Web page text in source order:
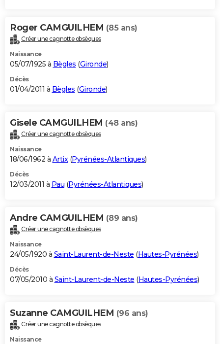
Roger CAMGUILHEM (85 ans)
Créer une cagnotte obsèques
Naissance
05/07/1925 à Bègles (Gironde)
Décès
01/04/2011 à Bègles (Gironde)
Gisele CAMGUILHEM (48 ans)
Créer une cagnotte obsèques
Naissance
18/06/1962 à Artix(Pyrénées-Atlantiques)
Décès
12/03/2011 à Pau (Pyrénées-Atlantiques)
Andre CAMGUILHEM (89 ans)
Créer une cagnotte obsèques
Naissance
24/05/1920 à Saint-Laurent-de-Neste (Hautes-Pyrénées)
Décès
07/05/2010 à Saint-Laurent-de-Neste (Hautes-Pyrénées)
Suzanne CAMGUILHEM (96 ans)
Créer une cagnotte obsèques
Naissance